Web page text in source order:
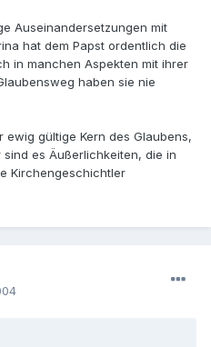
Auseinandersetzungen mit
hat dem Papst ordentlich die
in manchen Aspekten mit ihrer
haben sie nie
ewig gültige Kern des Glaubens,
es Äußerlichkeiten, die in
Kirchengeschichtler